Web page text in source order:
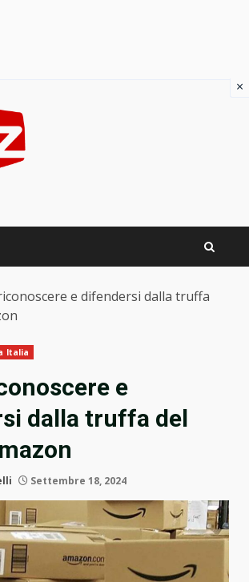
e difendersi dalla truffa
Italia
e
dalla truffa del
Settembre 18, 2024
×